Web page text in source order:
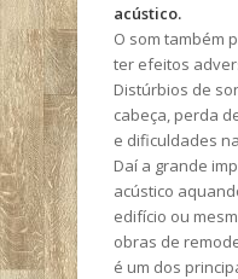
acústico.
O som também
ter efeitos
Distúrbios de
cabeça, perda
e dificuldades
Daí a grande
acústico
edifício ou
obras de
é um dos